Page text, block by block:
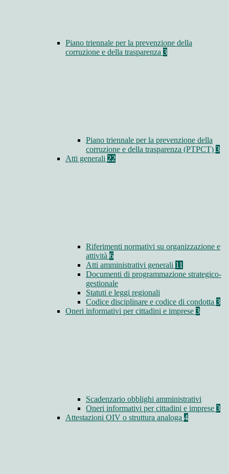
Piano triennale per la prevenzione della
corruzione e della trasparenza 3
Piano triennale per la prevenzione della
corruzione e della trasparenza (PTPCT) 3
Atti generali 22
Riferimenti normativi su organizzazione e
attività 6
Atti amministrativi generali 11
Documenti di programmazione strategico-
gestionale
Statuti e leggi regionali
Codice disciplinare e codice di condotta 3
Oneri informativi per cittadini e imprese 3
Scadenzario obblighi amministrativi
Oneri informativi per cittadini e imprese 3
Attestazioni OIV o struttura analoga 4